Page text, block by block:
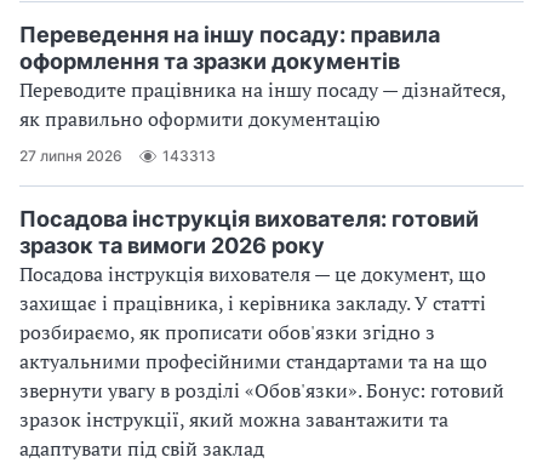
Переведення на іншу посаду: правила
оформлення та зразки документів
Переводите працівника на іншу посаду — дізнайтеся,
як правильно оформити документацію
27 липня 2026 143313
Посадова інструкція вихователя: готовий
зразок та вимоги 2026 року
Посадова інструкція вихователя — це документ, що
захищає і працівника, і керівника закладу. У статті
розбираємо, як прописати обов'язки згідно з
актуальними професійними стандартами та на що
звернути увагу в розділі «Обов'язки». Бонус: готовий
зразок інструкції, який можна завантажити та
адаптувати під свій заклад